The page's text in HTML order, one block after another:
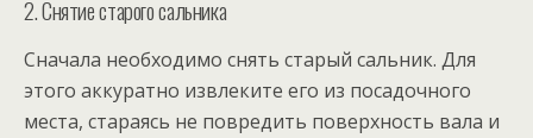
2. Снятие старого сальника
Сначала необходимо снять старый сальник. Для
этого аккуратно извлеките его из посадочного
места, стараясь не повредить поверхность вала и